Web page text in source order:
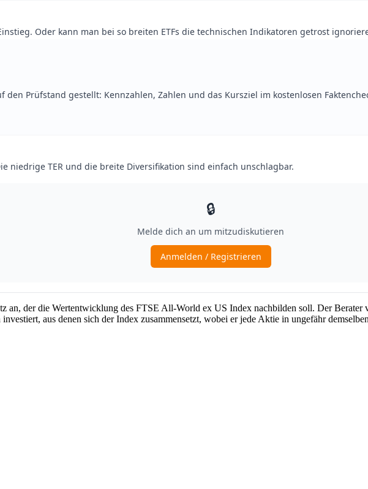
an, der die Wertentwicklung des FTSE All-World ex US Index nachbilden soll. Der Berater
aus denen sich der Index zusammensetzt, wobei er jede Aktie in ungefähr